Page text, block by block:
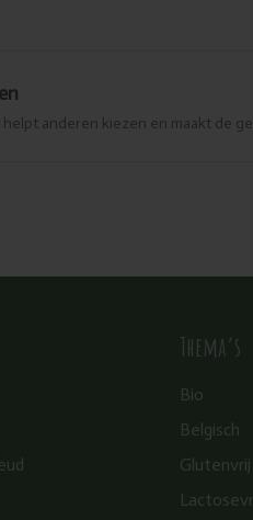
anderen kiezen en maakt de
Thema’s
Bio
Belgisch
Glutenvrij